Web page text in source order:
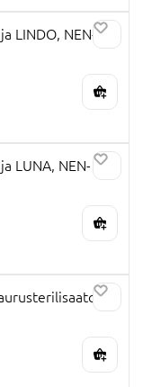
LINDO, NEN-
LUNA, NEN-